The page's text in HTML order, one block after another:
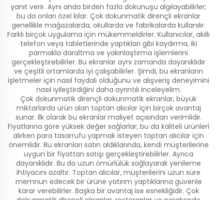
yanıt verir. Aynı anda birden fazla dokunuşu algılayabilirler;
bu da onları özel kılar. Çok dokunmatik dirençli ekranlar
genellikle mağazalarda, okullarda ve fabrikalarda kullanılır.
Farklı birçok uygulama için mükemmeldirler. Kullanıcılar, akıllı
telefon veya tabletlerinde yaptıkları gibi kaydırma, iki
parmakla daraltma ve yakınlaştırma işlemlerini
gerçekleştirebilirler. Bu ekranlar aynı zamanda dayanıklıdır
ve çeşitli ortamlarda iyi çalışabilirler. Şimdi, bu ekranların
işletmeler için nasıl faydalı olduğunu ve alışveriş deneyimini
nasıl iyileştirdiğini daha ayrıntılı inceleyelim.
Çok dokunmatik dirençli dokunmatik ekranlar, büyük
miktarlarda ürün alan toptan alıcılar için birçok avantaj
sunar. İlk olarak bu ekranlar maliyet açısından verimlidir.
Fiyatlarına göre yüksek değer sağlarlar; bu da kaliteli ürünleri
alırken para tasarrufu yapmak isteyen toptan alıcılar için
önemlidir. Bu ekranları satın aldıklarında, kendi müşterilerine
uygun bir fiyattan satışı gerçekleştirebilirler. Ayrıca
dayanıklıdır. Bu da uzun ömürlülük sağlayarak yenileme
ihtiyacını azaltır. Toptan alıcılar, müşterilerini uzun süre
memnun edecek bir ürüne yatırım yaptıklarına güvenle
karar verebilirler. Başka bir avantaj ise esnekliğidir. Çok